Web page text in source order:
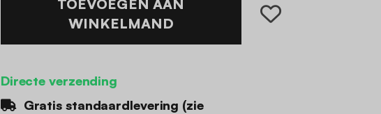
TOEVOEGEN AAN
WINKELMAND
Directe verzending
Gratis standaardlevering (zie